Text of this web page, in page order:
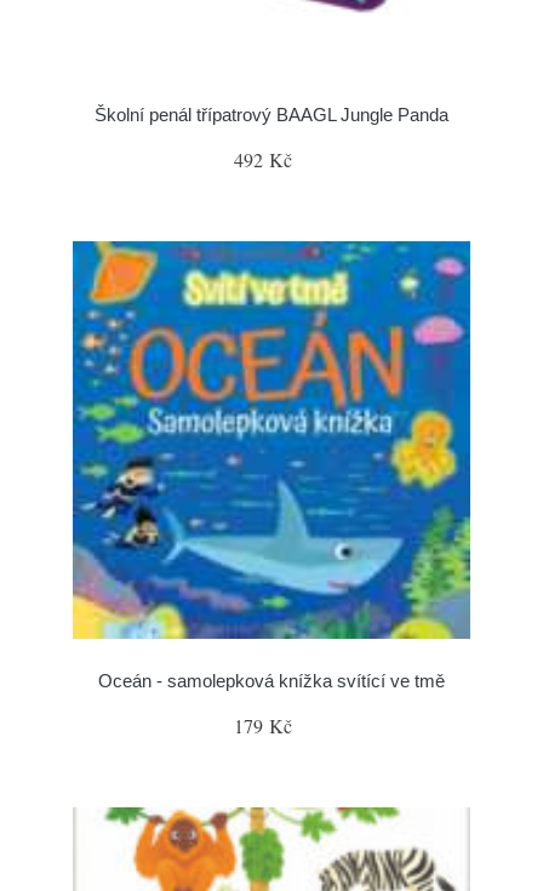
Školní penál třípatrový BAAGL Jungle Panda
492 Kč
Oceán - samolepková knížka svítící ve tmě
179 Kč